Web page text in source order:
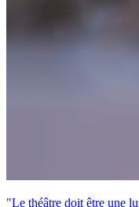
"Le théâtre doit être une